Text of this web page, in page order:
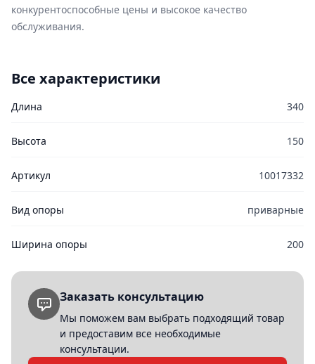
конкурентоспособные цены и высокое качество
обслуживания.
Все характеристики
Длина 340
Высота 150
Артикул 10017332
Вид опоры приварные
Ширина опоры 200
Заказать консультацию
Мы поможем вам выбрать подходящий товар
и предоставим все необходимые
консультации.